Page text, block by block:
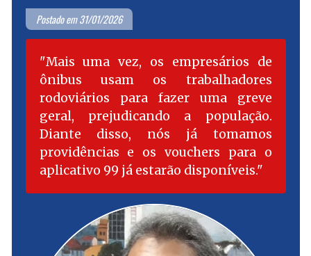
Postado em 31/01/2026
Mais uma vez, os empresários de
ônibus usam os trabalhadores
rodoviários para fazer uma greve
geral, prejudicando a população.
Diante disso, nós já tomamos
providências e os vouchers para o
aplicativo 99 já estarão disponíveis.